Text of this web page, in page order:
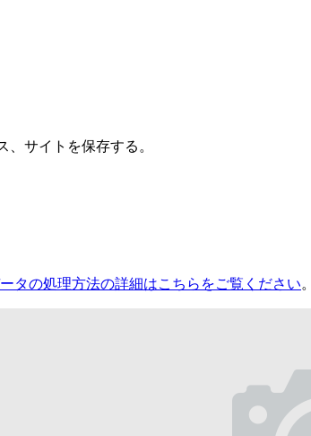
サイトを保存する。
タの処理方法の詳細はこちらをご覧ください